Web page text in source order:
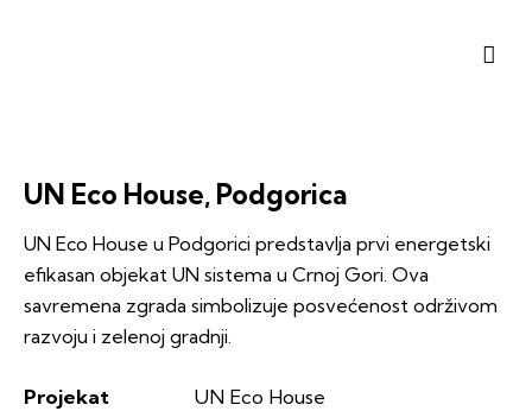
UN Eco House, Podgorica
UN Eco House u Podgorici predstavlja prvi energetski
efikasan objekat UN sistema u Crnoj Gori. Ova
savremena zgrada simbolizuje posvećenost održivom
razvoju i zelenoj gradnji.
Projekat
UN Eco House